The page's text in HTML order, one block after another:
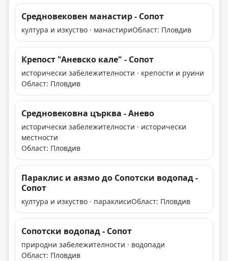
Средновековен манастир - Сопот
култура и изкуство · манастириОбласт: Пловдив
Крепост "Аневско кале" - Сопот
исторически забележителности · крепости и руини
Област: Пловдив
Средновековна църква - Анево
исторически забележителности · исторически
местности
Област: Пловдив
Параклис и аязмо до Сопотски водопад -
Сопот
култура и изкуство · параклисиОбласт: Пловдив
Сопотски водопад - Сопот
природни забележителности · водопади
Област: Пловдив